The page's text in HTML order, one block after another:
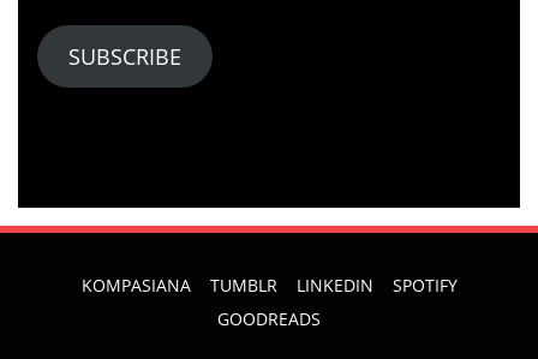
SUBSCRIBE
KOMPASIANA TUMBLR LINKEDIN
SPOTIFY
GOODREADS